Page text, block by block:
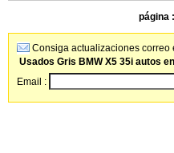
página :
Consiga actualizaciones
Usados Gris BMW X5 35i autos
Email :